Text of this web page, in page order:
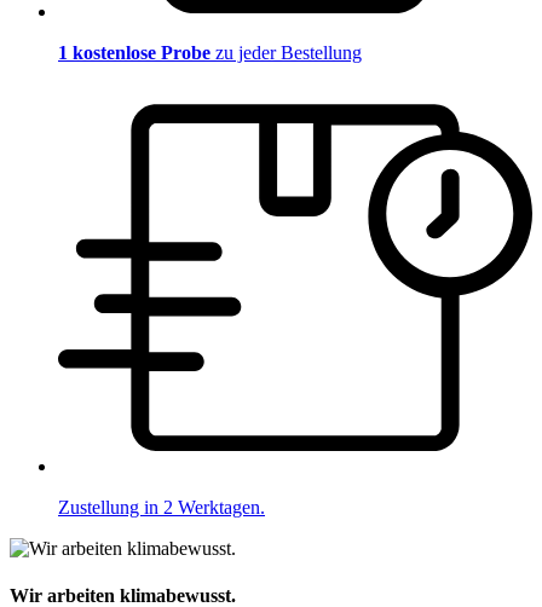
1 kostenlose Probe zu jeder Bestellung
Zustellung in 2 Werktagen.
Wir arbeiten klimabewusst.